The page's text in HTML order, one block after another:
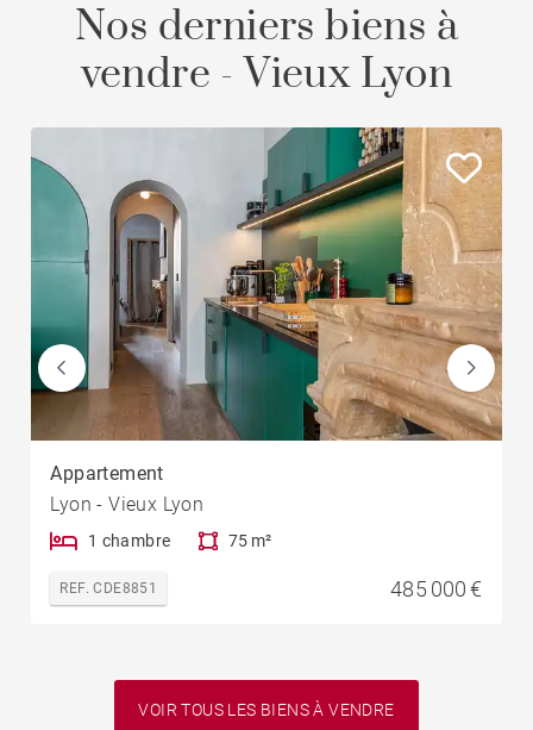
Nos derniers biens à
vendre - Vieux Lyon
Appartement
Lyon - Vieux Lyon
1 chambre 75 m²
REF. CDE8851 485 000 €
VOIR TOUS LES BIENS À VENDRE